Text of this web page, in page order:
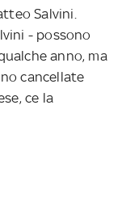
Salvini.
- possono
anno, ma
cancellate
ce la